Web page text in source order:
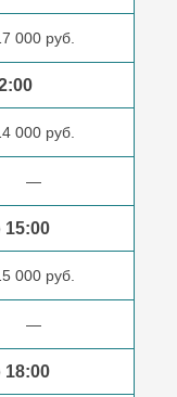
000 руб.
000 руб.
—
15:00
000 руб.
—
18:00